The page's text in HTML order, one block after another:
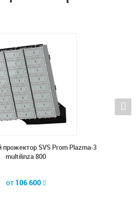
SVS Prom Plazma-3
multilinza 800
от 106 600